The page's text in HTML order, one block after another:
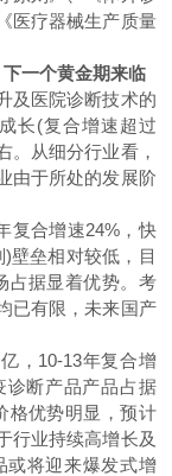
医疗器械生产质量
一个黄金期来临
医院诊断技术的
长(复合增速超过
。从细分行业看，
由于所处的发展阶
合增速24%，快
壁垒相对较低，目
占据显着优势。考
已有限，未来国产
，10-13年复合增
诊断产品产品占据
格优势明显，预计
行业持续高增长及
或将迎来爆发式增